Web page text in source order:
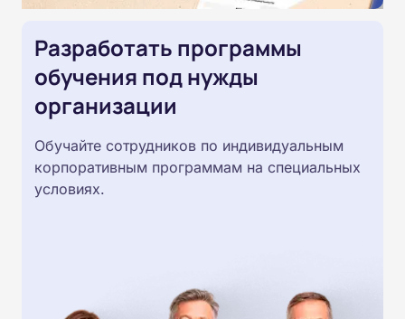
Разработать программы
обучения под нужды
организации
Обучайте сотрудников по индивидуальным
корпоративным программам на специальных
условиях.